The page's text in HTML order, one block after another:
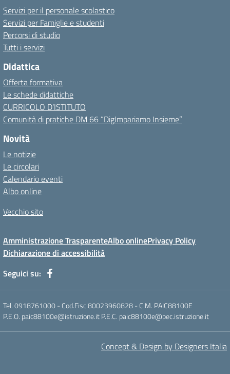
Servizi per il personale scolastico
Servizi per Famiglie e studenti
Percorsi di studio
Tutti i servizi
Didattica
Offerta formativa
Le schede didattiche
CURRICOLO D’ISTITUTO
Comunità di pratiche DM 66 “DigImpariamo Insieme”
Novità
Le notizie
Le circolari
Calendario eventi
Albo online
Vecchio sito
Amministrazione TrasparenteAlbo onlinePrivacy Policy
Dichiarazione di accessibilità
Seguici su:
Tel. 0918761000 - Cod.Fisc.80023960828 - C.M. PAIC88100E
P.E.O. paic88100e@istruzione.it P.E.C. paic88100e@pec.istruzione.it
Concept & Design by Designers Italia